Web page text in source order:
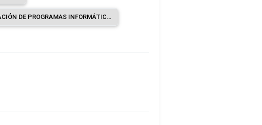
PUBLICACIÓN DE PROGRAMAS INFORMÁTICOS.